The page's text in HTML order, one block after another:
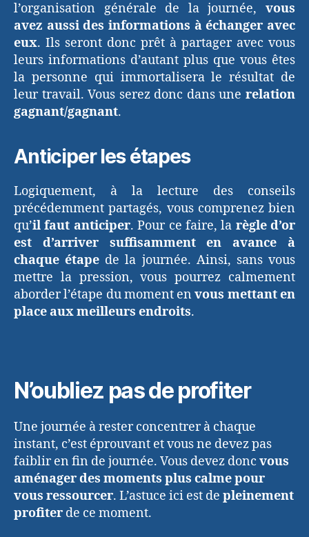
l’organisation générale de la journée, vous
avez aussi des informations à échanger avec
eux. Ils seront donc prêt à partager avec vous
leurs informations d’autant plus que vous êtes
la personne qui immortalisera le résultat de
leur travail. Vous serez donc dans une relation
gagnant/gagnant.
Anticiper les étapes
Logiquement, à la lecture des conseils
précédemment partagés, vous comprenez bien
qu’il faut anticiper. Pour ce faire, la règle d’or
est d’arriver suffisamment en avance à
chaque étape de la journée. Ainsi, sans vous
mettre la pression, vous pourrez calmement
aborder l’étape du moment envous mettant en
place aux meilleurs endroits.
N’oubliez pas de profiter
Une journée à rester concentrer à chaque
instant, c’est éprouvant et vous ne devez pas
faiblir en fin de journée. Vous devez donc vous
aménager des moments plus calme pour
vous ressourcer. L’astuce ici est de pleinement
profiter de ce moment.